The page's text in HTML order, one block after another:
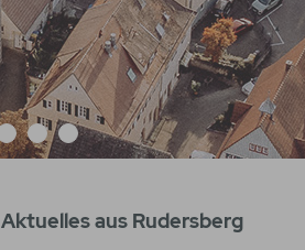
Aktuelles aus Rudersberg